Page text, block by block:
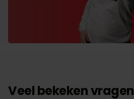
Veel bekeken vragen